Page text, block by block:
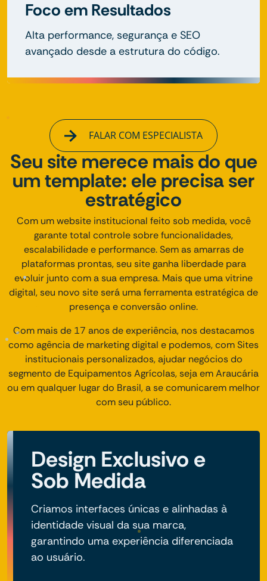
Foco em Resultados
Alta performance, segurança e SEO
avançado desde a estrutura do código.
FALAR COM ESPECIALISTA
Seu site merece mais do que
um template: ele precisa ser
estratégico
Com um website institucional feito sob medida, você
garante total controle sobre funcionalidades,
escalabilidade e performance. Sem as amarras de
plataformas prontas, seu site ganha liberdade para
evoluir junto com a sua empresa. Mais que uma vitrine
digital, seu novo site será uma ferramenta estratégica de
presença e conversão online.
Com mais de 17 anos de experiência, nos destacamos
como agência de marketing digital e podemos, com Sites
institucionais personalizados, ajudar negócios do
segmento de Equipamentos Agrícolas, seja em Araucária
ou em qualquer lugar do Brasil, a se comunicarem melhor
com seu público.
Design Exclusivo e
Sob Medida
Criamos interfaces únicas e alinhadas à
identidade visual da sua marca,
garantindo uma experiência diferenciada
ao usuário.